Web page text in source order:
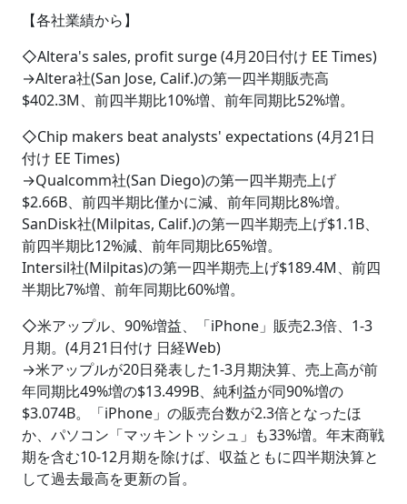
【各社業績から】
◇Altera's sales, profit surge (4月20日付け EE Times)
→Altera社(San Jose, Calif.)の第一四半期販売高
$402.3M、前四半期比10%増、前年同期比52%増。
◇Chip makers beat analysts' expectations (4月21日
付け EE Times)
→Qualcomm社(San Diego)の第一四半期売上げ
$2.66B、前四半期比僅かに減、前年同期比8%増。
SanDisk社(Milpitas, Calif.)の第一四半期売上げ$1.1B、
前四半期比12%減、前年同期比65%増。
Intersil社(Milpitas)の第一四半期売上げ$189.4M、前四
半期比7%増、前年同期比60%増。
◇米アップル、90%増益、「iPhone」販売2.3倍、1-3
月期。(4月21日付け 日経Web)
→米アップルが20日発表した1-3月期決算、売上高が前
年同期比49%増の$13.499B、純利益が同90%増の
$3.074B。「iPhone」の販売台数が2.3倍となったほ
か、パソコン「マッキントッシュ」も33%増。年末商戦
期を含む10-12月期を除けば、収益ともに四半期決算と
して過去最高を更新の旨。